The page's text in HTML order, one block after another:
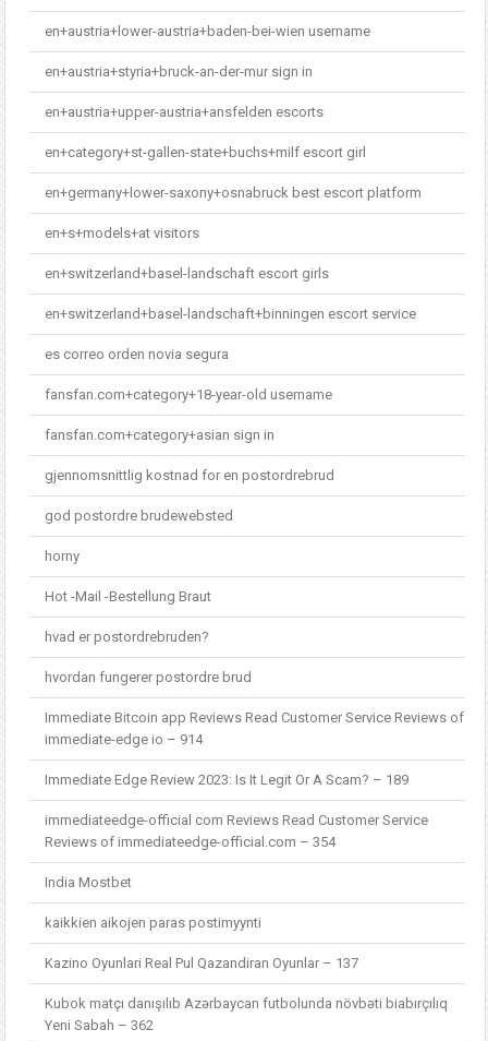
en+austria+lower-austria+baden-bei-wien username
en+austria+styria+bruck-an-der-mur sign in
en+austria+upper-austria+ansfelden escorts
en+category+st-gallen-state+buchs+milf escort girl
en+germany+lower-saxony+osnabruck best escort platform
en+s+models+at visitors
en+switzerland+basel-landschaft escort girls
en+switzerland+basel-landschaft+binningen escort service
es correo orden novia segura
fansfan.com+category+18-year-old username
fansfan.com+category+asian sign in
gjennomsnittlig kostnad for en postordrebrud
god postordre brudewebsted
horny
Hot -Mail -Bestellung Braut
hvad er postordrebruden?
hvordan fungerer postordre brud
Immediate Bitcoin app Reviews Read Customer Service Reviews of
immediate-edge io – 914
Immediate Edge Review 2023: Is It Legit Or A Scam? – 189
immediateedge-official com Reviews Read Customer Service
Reviews of immediateedge-official.com – 354
India Mostbet
kaikkien aikojen paras postimyynti
Kazino Oyunlari Real Pul Qazandiran Oyunlar – 137
Kubok matçı danışılıb Azərbaycan futbolunda növbəti biabırçılıq
Yeni Sabah – 362